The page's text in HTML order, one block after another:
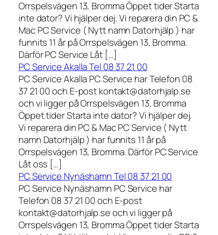
Orrspelsvägen 13, Bromma Öppet tider Starta
inte dator? Vi hjälper dej. Vi reparera din PC &
Mac PC Service ( Nytt namn Datorhjälp ) har
funnits 11 år på Orrspelsvägen 13, Bromma.
Därför PC Service Låt […]
PC Service Akalla Tel 08 37 21 00
PC Service Akalla PC Service har Telefon 08
37 21 00 och E-post kontakt@datorhjalp.se
och vi ligger på Orrspelsvägen 13, Bromma
Öppet tider Starta inte dator? Vi hjälper dej.
Vi reparera din PC & Mac PC Service ( Nytt
namn Datorhjälp ) har funnits 11 år på
Orrspelsvägen 13, Bromma. Därför PC Service
Låt oss […]
PC Service Nynäshamn Tel 08 37 21 00
PC Service Nynäshamn PC Service har
Telefon 08 37 21 00 och E-post
kontakt@datorhjalp.se och vi ligger på
Orrspelsvägen 13, Bromma Öppet tider Starta